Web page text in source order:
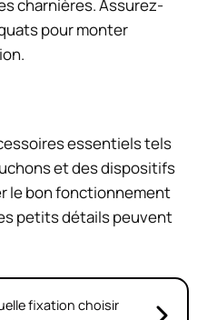
charnières. Assurez-
pour monter
essentiels tels
et des dispositifs
le bon fonctionnement
petits détails peuvent
fixation choisir